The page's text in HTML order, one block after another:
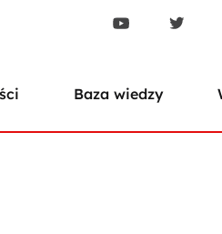
Baza wiedzy